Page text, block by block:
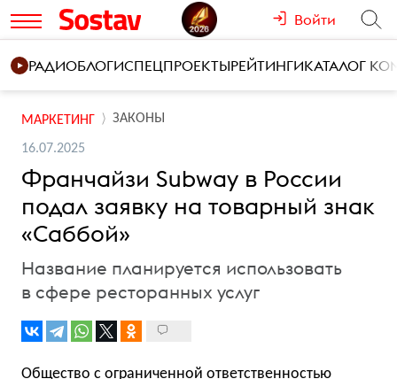
Войти
РАДИОБЛОГИСПЕЦПРОЕКТЫРЕЙТИНГИКАТАЛОГ
МАРКЕТИНГ ЗАКОНЫ
16.07.2025
Франчайзи Subway в России
подал заявку на товарный знак
«Саббой»
Название планируется использовать
в сфере ресторанных услуг
Общество с ограниченной ответственностью